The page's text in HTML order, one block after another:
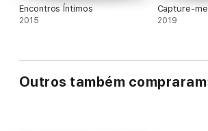
Encontros Íntimos
2015
Capture-me
2019
Outros também compraram